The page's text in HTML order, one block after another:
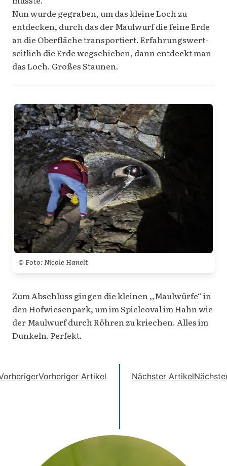
Nun wurde gegraben, um das kleine Loch zu
entdecken, durch das der Maulwurf die feine Erde
an die Oberfläche transportiert. Erfahrungswert-
seitlich die Erde wegschieben, dann entdeckt man
das Loch. Großes Staunen.
© Foto: Nicole Hanelt
Zum Abschluss gingen die kleinen ,,Maulwürfe“ in
den Hofwiesenpark, um im Spieleoval im Hahn wie
der Maulwurf durch Röhren zu kriechen. Alles im
Dunkeln. Perfekt.
Vorheriger Artikel Nächster Artikel